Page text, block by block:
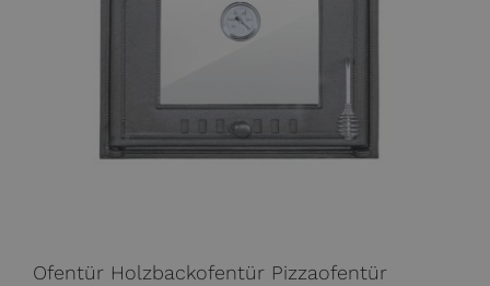
Ofentür Holzbackofentür Pizzaofentür